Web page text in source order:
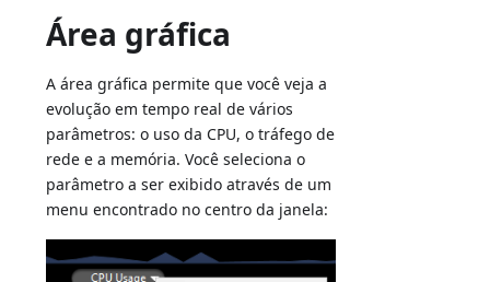
Área gráfica
A área gráfica permite que você veja a
evolução em tempo real de vários
parâmetros: o uso da CPU, o tráfego de
rede e a memória. Você seleciona o
parâmetro a ser exibido através de um
menu encontrado no centro da janela: